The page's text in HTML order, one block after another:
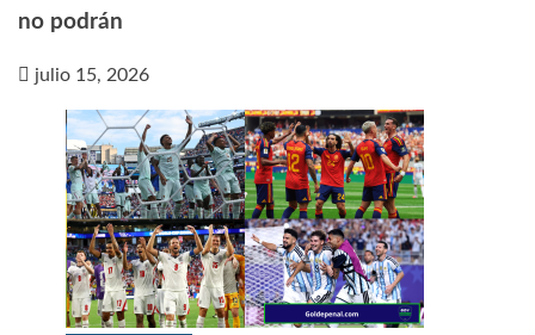
no podrán
julio 15, 2026